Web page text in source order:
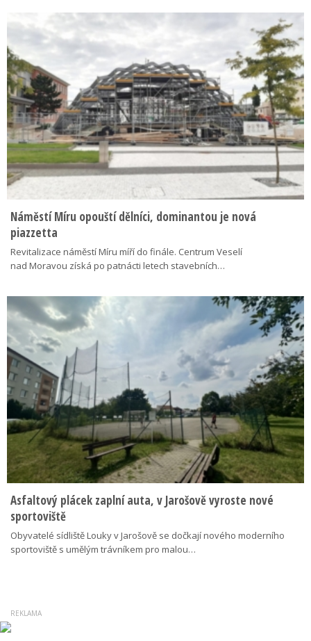
Náměstí Míru opouští dělníci, dominantou je nová
piazzetta
Revitalizace náměstí Míru míří do finále. Centrum Veselí
nad Moravou získá po patnácti letech stavebních…
Asfaltový plácek zaplní auta, v Jarošově vyroste nové
sportoviště
Obyvatelé sídliště Louky v Jarošově se dočkají nového moderního
sportoviště s umělým trávníkem pro malou…